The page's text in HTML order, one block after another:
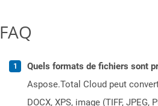
FAQ
Quels formats de fichiers sont
Aspose.Total Cloud peut
DOCX, XPS, image (TIFF,